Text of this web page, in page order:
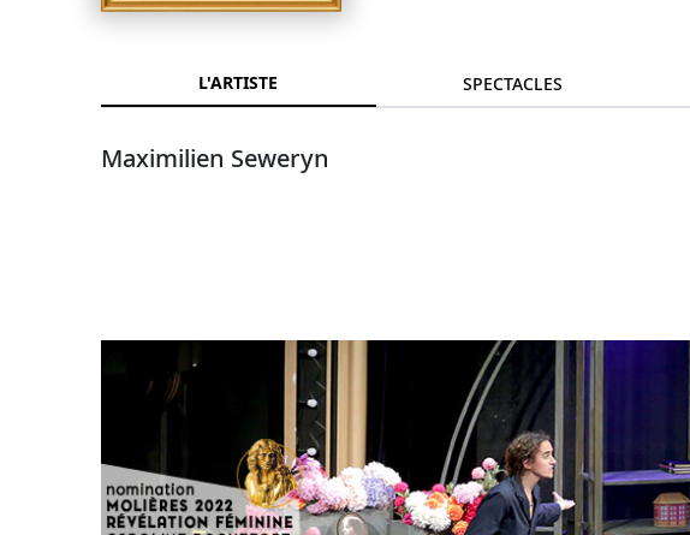
L'ARTISTE SPECTACLES
Maximilien Seweryn